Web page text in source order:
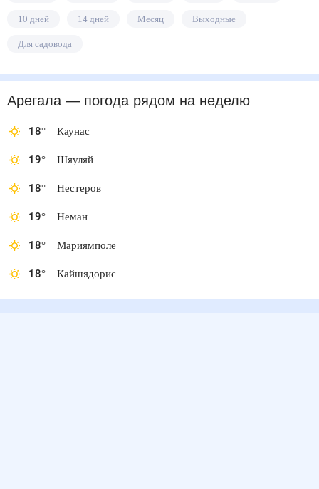
10 дней 14 дней Месяц Выходные
Для садовода
Арегала — погода рядом на неделю
18° Каунас
19° Шяуляй
18° Нестеров
19° Неман
18° Мариямполе
18° Кайшядорис